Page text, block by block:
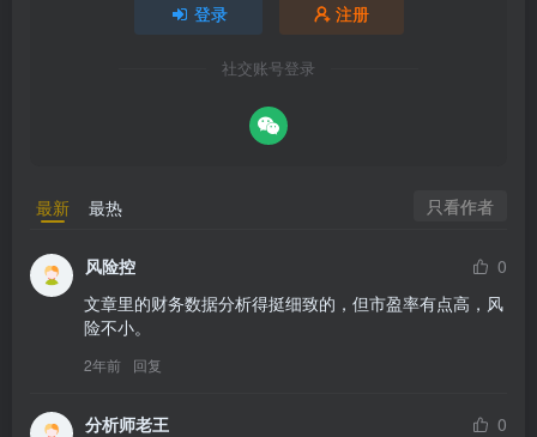
登录 注册
社交账号登录
最新 最热 只看作者
风险控
0
文章里的财务数据分析得挺细致的，但市盈率有点高，风
险不小。
2年前 回复
分析师老王
0